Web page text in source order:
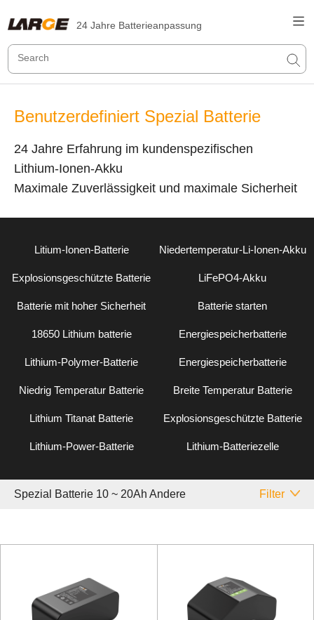
24 Jahre Batterieanpassung
Benutzerdefiniert Spezial Batterie
24 Jahre Erfahrung im kundenspezifischen
Lithium-Ionen-Akku
Maximale Zuverlässigkeit und maximale Sicherheit
Litium-Ionen-Batterie Niedertemperatur-Li-Ionen-Akku
Explosionsgeschützte Batterie LiFePO4-Akku
Batterie mit hoher Sicherheit Batterie starten
18650 Lithium batterie Energiespeicherbatterie
Lithium-Polymer-Batterie Energiespeicherbatterie
Niedrig Temperatur Batterie Breite Temperatur Batterie
Lithium Titanat Batterie Explosionsgeschützte Batterie
Lithium-Power-Batterie Lithium-Batteriezelle
Spezial Batterie 10 ~ 20Ah Andere Filter